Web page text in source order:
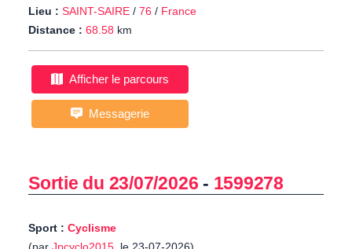
Lieu : SAINT-SAIRE / 76 / France
Distance : 68.58 km
Afficher le parcours
Messagerie
Sortie du 23/07/2026 - 1599278
Sport : Cyclisme